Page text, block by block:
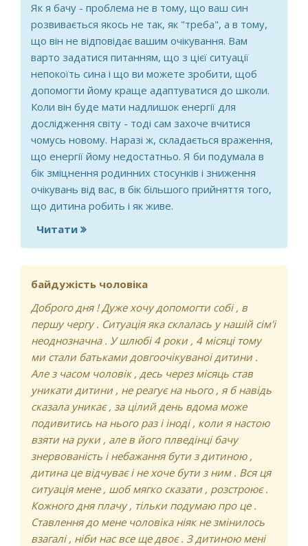
Як я бачу - проблема не в тому, що ваш син
розвивається якось не так, як "треба", а в тому,
що він не відповідає вашим очікування. Вам
варто задатися питанням, що з цієї ситуації
непокоїть сина і що ви можете зробити, щоб
допомогти йому краще адаптуватися до школи.
Коли він буде мати надлишок енергії для
дослідження світу - тоді сам захоче вчитися
чомусь новому. Наразі ж, складається враження,
що енергії йому недостатньо. Я би подумала в
бік зміцнення родинних стосунків і зниження
очікувань від вас, в бік більшого прийняття того,
що дитина робить і як живе.
Читати про Дитина постійно чимось не
задоволена
байдужість чоловіка
Доброго дня ! Дуже хочу допомогти собі , в
першу чергу . Ситуація яка склалась у нашій сім'і
неоднозначна . У шлюбі 4 роки , 4 місяці тому
ми стали батьками довгоочікуваноі дитини .
Але з часом чоловік , десь через місяць став
уникати дитини , не реагує на нього , я б навідь
сказала уникає , за цілий день вдома може
подивитись на нього раз і іноді , коли я настою
взяти на руки , але в його плведінці бачу
знервованість і небажання бути з дитиною ,
дитина це відчуває і не хоче бути з ним . Вся ця
ситуація мене , шоб мягко сказати , розстроює .
Кожного дня плачу , тільки подумаю про це .
Ставлення до мене чоловіка ніяк не змінилось
взагалі , ніби нас все ще двоє . З дитиною мені